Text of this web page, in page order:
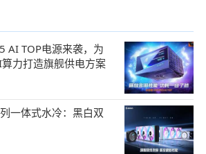
AI TOP电源来袭，为
力打造旗舰供电方案
一体式水冷：黑白双